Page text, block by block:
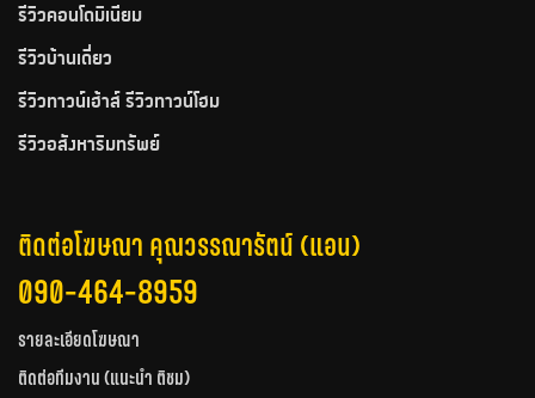
รีวิวคอนโดมิเนียม
รีวิวบ้านเดี่ยว
รีวิวทาวน์เฮ้าส์ รีวิวทาวน์โฮม
รีวิวอสังหาริมทรัพย์
ติดต่อโฆษณา คุณวรรณารัตน์ (แอน)
090-464-8959
รายละเอียดโฆษณา
ติดต่อทีมงาน (แนะนำ ติชม)